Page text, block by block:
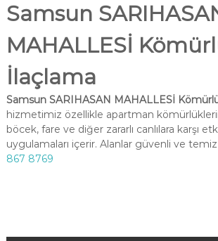
Samsun
MAHALLESİ
İlaçlama
Samsun SARIHASAN MAHALLESİ
hizmetimiz özellikle apartman
böcek, fare ve diğer zararlı canlılara karşı
uygulamaları içerir. Alanlar güvenli ve
867 8769